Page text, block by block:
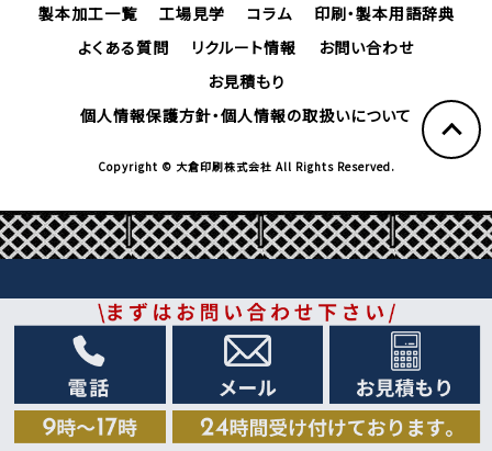
製本加工一覧
工場見学 コラム
印刷・製本用語辞典
よくある質問
リクルート情報
お問い合わせ
お見積もり
個人情報保護方針・個人情報の取扱いについて
Copyright © 大倉印刷株式会社 All Rights Reserved.